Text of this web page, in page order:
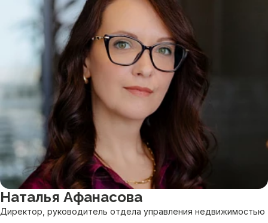
Наталья Афанасова
Директор, руководитель отдела управления недвижимостью